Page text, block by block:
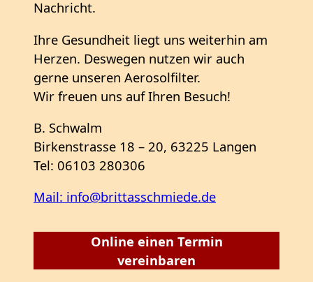
Nachricht.
Ihre Gesundheit liegt uns weiterhin am
Herzen. Deswegen nutzen wir auch
gerne unseren Aerosolfilter.
Wir freuen uns auf Ihren Besuch!
B. Schwalm
Birkenstrasse 18 – 20, 63225 Langen
Tel: 06103 280306
Mail: info@brittasschmiede.de
Online einen Termin
vereinbaren